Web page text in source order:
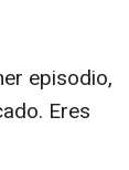
episodio,
Eres